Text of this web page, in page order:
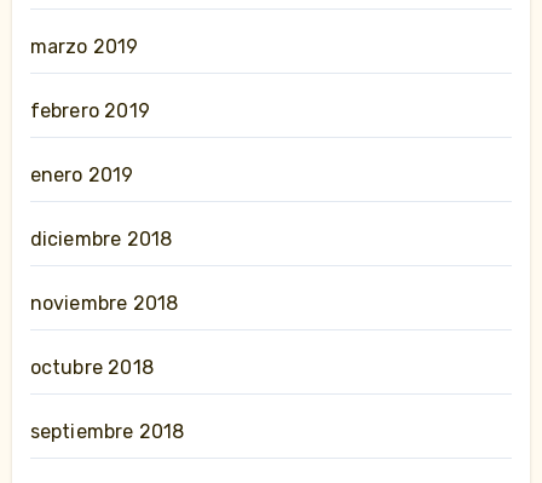
marzo 2019
febrero 2019
enero 2019
diciembre 2018
noviembre 2018
octubre 2018
septiembre 2018